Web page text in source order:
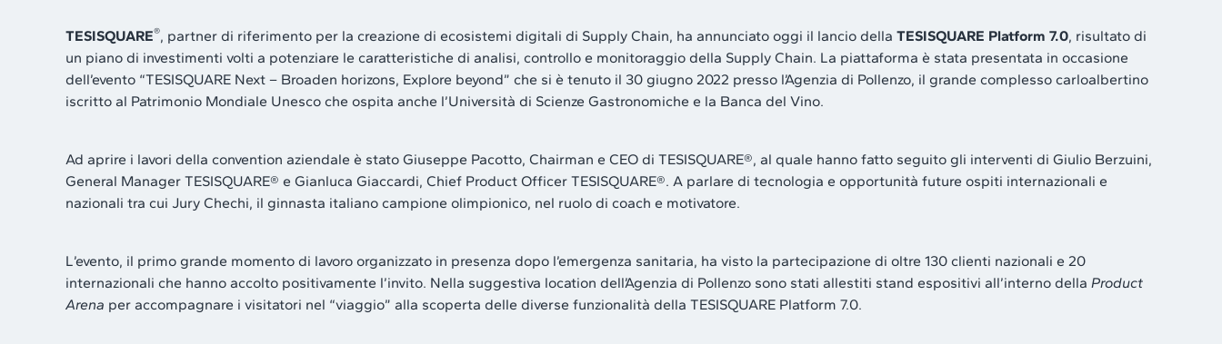
TESISQUARE®, partner di riferimento per la creazione di ecosistemi digitali di Supply Chain, ha annunciato oggi il lancio della TESISQUARE Platform 7.0, risultato di
un piano di investimenti volti a potenziare le caratteristiche di analisi, controllo e monitoraggio della Supply Chain. La piattaforma è stata presentata in occasione
dell’evento “TESISQUARE Next – Broaden horizons, Explore beyond” che si è tenuto il 30 giugno 2022 presso l’Agenzia di Pollenzo, il grande complesso carloalbertino
iscritto al Patrimonio Mondiale Unesco che ospita anche l’Università di Scienze Gastronomiche e la Banca del Vino.
Ad aprire i lavori della convention aziendale è stato Giuseppe Pacotto, Chairman e CEO di TESISQUARE®, al quale hanno fatto seguito gli interventi di Giulio Berzuini,
General Manager TESISQUARE® e Gianluca Giaccardi, Chief Product Officer TESISQUARE®. A parlare di tecnologia e opportunità future ospiti internazionali e
nazionali tra cui Jury Chechi, il ginnasta italiano campione olimpionico, nel ruolo di coach e motivatore.
L’evento, il primo grande momento di lavoro organizzato in presenza dopo l’emergenza sanitaria, ha visto la partecipazione di oltre 130 clienti nazionali e 20
internazionali che hanno accolto positivamente l’invito. Nella suggestiva location dell’Agenzia di Pollenzo sono stati allestiti stand espositivi all’interno della Product
Arena per accompagnare i visitatori nel “viaggio” alla scoperta delle diverse funzionalità della TESISQUARE Platform 7.0.